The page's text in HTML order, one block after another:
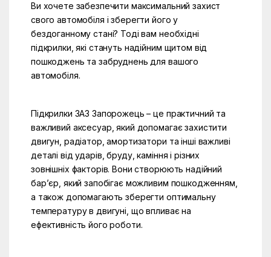
Ви хочете забезпечити максимальний захист
свого автомобіля і зберегти його у
бездоганному стані? Тоді вам необхідні
підкрилки, які стануть надійним щитом від
пошкоджень та забруднень для вашого
автомобіля.
Підкрилки ЗАЗ Запорожець – це практичний та
важливий аксесуар, який допомагає захистити
двигун, радіатор, амортизатори та інші важливі
деталі від ударів, бруду, каміння і різних
зовнішніх факторів. Вони створюють надійний
бар’єр, який запобігає можливим пошкодженням,
а також допомагають зберегти оптимальну
температуру в двигуні, що впливає на
ефективність його роботи.